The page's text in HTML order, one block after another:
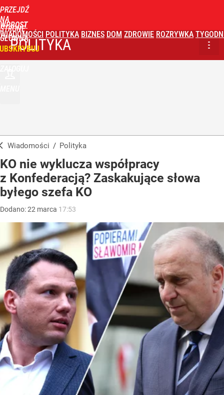
PRZEJDŹ
NA
STRONĘ
GŁÓWNĄ
WPROST
WIADOMOŚCI POLITYKA BIZNES DOM ZDROWIE ROZRYWKA
POLITYKA
Wiadomości / Polityka
KO nie wyklucza współpracy
z Konfederacją? Zaskakujące słowa
byłego szefa KO
Dodano:22 marca 17:53